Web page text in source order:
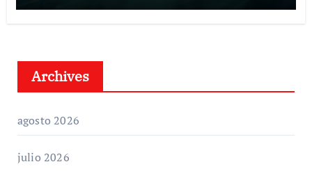
Archives
agosto 2026
julio 2026